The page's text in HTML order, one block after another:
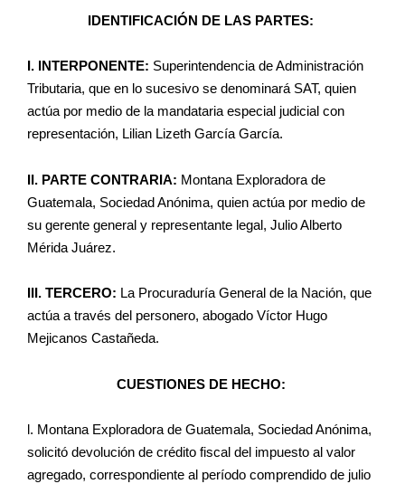
IDENTIFICACIÓN DE LAS PARTES:
I. INTERPONENTE: Superintendencia de Administración
Tributaria, que en lo sucesivo se denominará SAT, quien
actúa por medio de la mandataria especial judicial con
representación, Lilian Lizeth García García.
II. PARTE CONTRARIA: Montana Exploradora de
Guatemala, Sociedad Anónima, quien actúa por medio de
su gerente general y representante legal, Julio Alberto
Mérida Juárez.
III. TERCERO: La Procuraduría General de la Nación, que
actúa a través del personero, abogado Víctor Hugo
Mejicanos Castañeda.
CUESTIONES DE HECHO:
l. Montana Exploradora de Guatemala, Sociedad Anónima,
solicitó devolución de crédito fiscal del impuesto al valor
agregado, correspondiente al período comprendido de julio